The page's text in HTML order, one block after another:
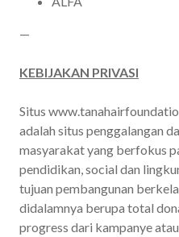
—
KEBIJAKAN PRIVASI
Situs
adalah situs penggalangan
masyarakat yang berfokus
pendidikan, social dan
tujuan pembangunan
didalamnya berupa total
progress dari kampanye